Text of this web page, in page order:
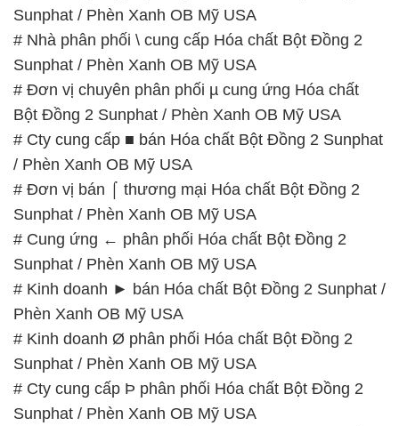
Sunphat / Phèn Xanh OB Mỹ USA
# Nhà phân phối \ cung cấp Hóa chất Bột Đồng 2
Sunphat / Phèn Xanh OB Mỹ USA
# Đơn vị chuyên phân phối µ cung ứng Hóa chất
Bột Đồng 2 Sunphat / Phèn Xanh OB Mỹ USA
# Cty cung cấp ■ bán Hóa chất Bột Đồng 2 Sunphat
/ Phèn Xanh OB Mỹ USA
# Đơn vị bán ⌠ thương mại Hóa chất Bột Đồng 2
Sunphat / Phèn Xanh OB Mỹ USA
# Cung ứng ← phân phối Hóa chất Bột Đồng 2
Sunphat / Phèn Xanh OB Mỹ USA
# Kinh doanh ► bán Hóa chất Bột Đồng 2 Sunphat /
Phèn Xanh OB Mỹ USA
# Kinh doanh Ø phân phối Hóa chất Bột Đồng 2
Sunphat / Phèn Xanh OB Mỹ USA
# Cty cung cấp Þ phân phối Hóa chất Bột Đồng 2
Sunphat / Phèn Xanh OB Mỹ USA